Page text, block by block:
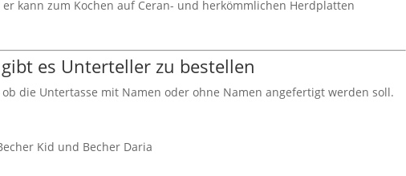
kann zum Kochen auf Ceran- und herkömmlichen Herdplatten
es Unterteller zu bestellen
die Untertasse mit Namen oder ohne Namen angefertigt werden soll.
Kid und Becher Daria